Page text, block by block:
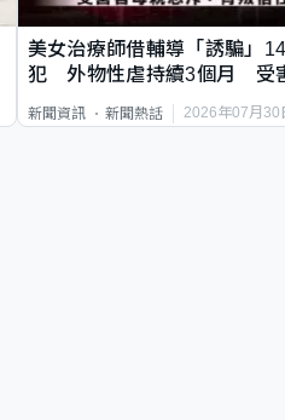
美女治療師借輔導「誘騙」
犯 外物性虐持續3個月 受
新聞資訊 新聞熱話 2026年07月30